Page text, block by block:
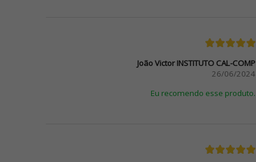
João Victor INSTITUTO CAL-COMP
26/06/2024
Eu recomendo esse produto.